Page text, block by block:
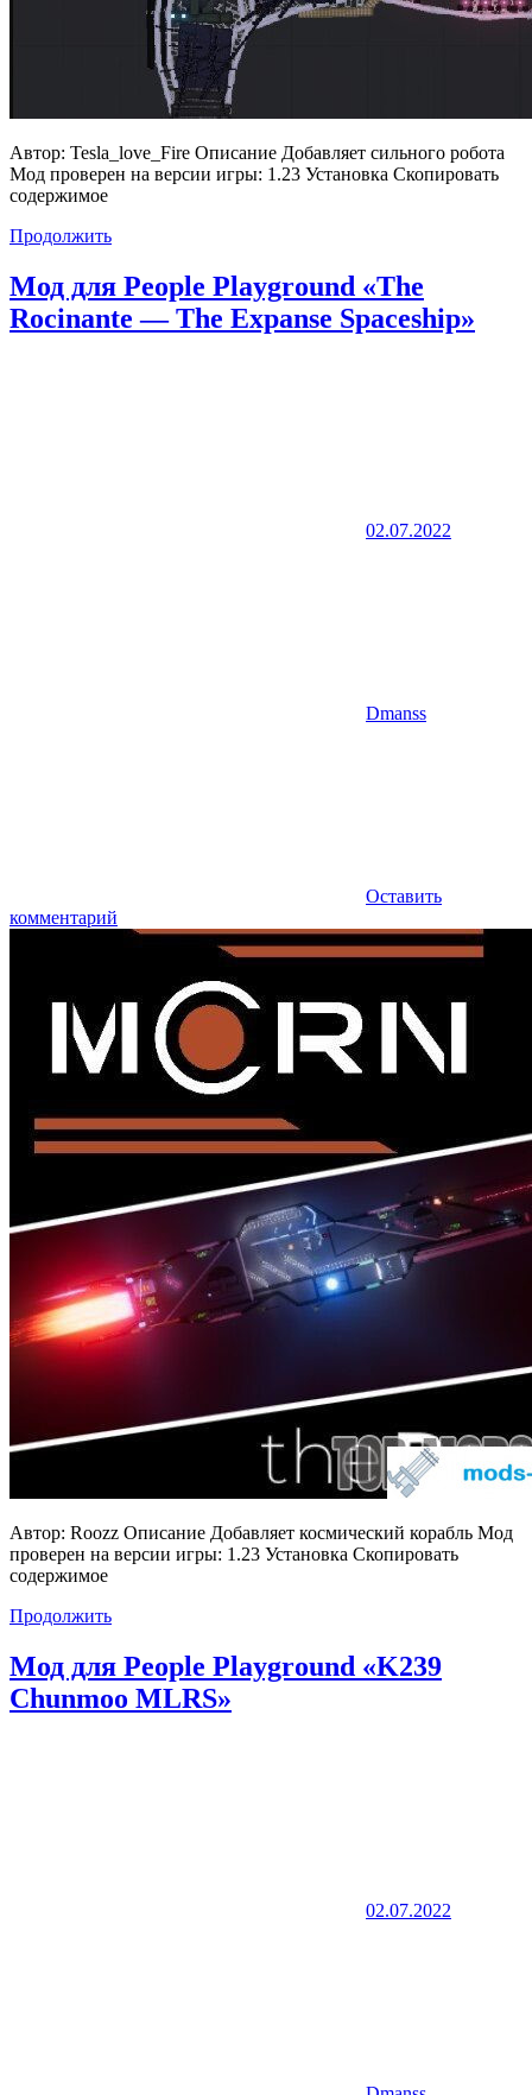
Автор: Tesla_love_Fire Описание Добавляет сильного робота
Мод проверен на версии игры: 1.23 Установка Скопировать
содержимое
Продолжить
Мод для People Playground «The
Rocinante — The Expanse Spaceship»
02.07.2022
Dmanss
Оставить
комментарий
Автор: Roozz Описание Добавляет космический корабль Мод
проверен на версии игры: 1.23 Установка Скопировать
содержимое
Продолжить
Мод для People Playground «K239
Chunmoo MLRS»
02.07.2022